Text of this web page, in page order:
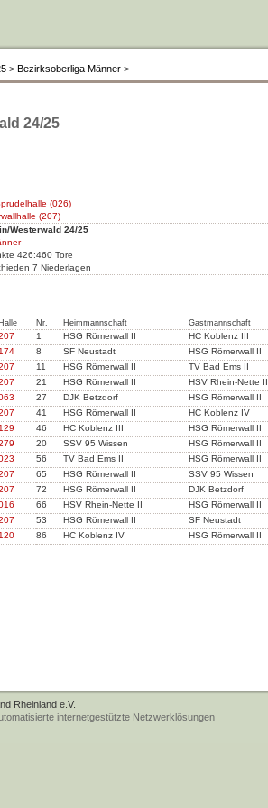
> Bezirksoberliga Männer >
24/25
(026)
(207)
Westerwald 24/25
426:460 Tore
7 Niederlagen
Halle Nr. Heimmannschaft Gastmannschaft
1 HSG Römerwall II HC Koblenz III
174 8 SF Neustadt HSG Römerwall II
11 HSG Römerwall II TV Bad Ems II
21 HSG Römerwall II HSV Rhein-Nette II
27 DJK Betzdorf HSG Römerwall II
41 HSG Römerwall II HC Koblenz IV
129 46 HC Koblenz III HSG Römerwall II
20 SSV 95 Wissen HSG Römerwall II
56 TV Bad Ems II HSG Römerwall II
65 HSG Römerwall II SSV 95 Wissen
72 HSG Römerwall II DJK Betzdorf
66 HSV Rhein-Nette II HSG Römerwall II
53 HSG Römerwall II SF Neustadt
120 86 HC Koblenz IV HSG Römerwall II
Rheinland e.V.
internetgestützte Netzwerklösungen